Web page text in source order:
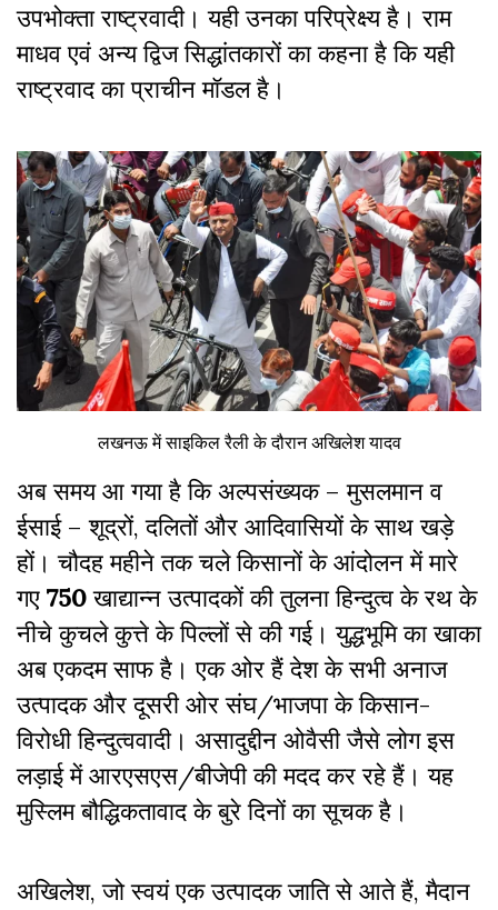
उपभोक्ता राष्ट्रवादी। यही उनका परिप्रेक्ष्य है। राम
माधव एवं अन्य द्विज सिद्धांतकारों का कहना है कि यही
राष्ट्रवाद का प्राचीन मॉडल है।
लखनऊ में साइकिल रैली के दौरान अखिलेश यादव
अब समय आ गया है कि अल्पसंख्यक – मुसलमान व
ईसाई – शूद्रों, दलितों और आदिवासियों के साथ खड़े
हों। चौदह महीने तक चले किसानों के आंदोलन में मारे
गए 750खाद्यान्न उत्पादकों की तुलना हिन्दुत्व के रथ के
नीचे कुचले कुत्ते के पिल्लों से की गई। युद्धभूमि का खाका
अब एकदम साफ है। एक ओर हैं देश के सभी अनाज
उत्पादक और दूसरी ओर संघ/भाजपा के किसान-
विरोधी हिन्दुत्ववादी। असादुद्दीन ओवैसी जैसे लोग इस
लड़ाई में आरएसएस/बीजेपी की मदद कर रहे हैं। यह
मुस्लिम बौद्धिकतावाद के बुरे दिनों का सूचक है।
अखिलेश, जो स्वयं एक उत्पादक जाति से आते हैं, मैदान